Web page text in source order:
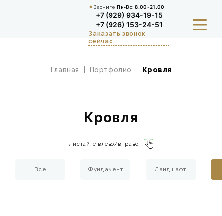
ЗвонитеПн-Вс:8.00-21.00
+7 (929) 934-19-15
+7 (926) 153-24-51
Заказать звонок
сейчас
ШКАФЫ, ПРИХОЖИЕ И
Главная Портфолио Кровля
Кровля
Листайте влево/вправо
Все Фундамент Ландшафт